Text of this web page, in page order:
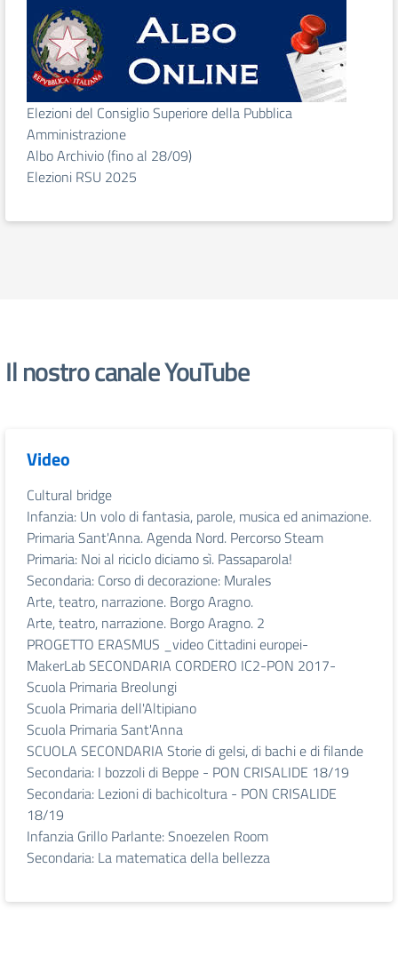
Elezioni del Consiglio Superiore della Pubblica
Amministrazione
Albo Archivio (fino al 28/09)
Elezioni RSU 2025
Il nostro canale YouTube
Video
Cultural bridge
Infanzia: Un volo di fantasia, parole, musica ed animazione.
Primaria Sant'Anna. Agenda Nord. Percorso Steam
Primaria: Noi al riciclo diciamo sì. Passaparola!
Secondaria: Corso di decorazione: Murales
Arte, teatro, narrazione. Borgo Aragno.
Arte, teatro, narrazione. Borgo Aragno. 2
PROGETTO ERASMUS _video Cittadini europei-
MakerLab SECONDARIA CORDERO IC2-PON 2017-
Scuola Primaria Breolungi
Scuola Primaria dell'Altipiano
Scuola Primaria Sant'Anna
SCUOLA SECONDARIA Storie di gelsi, di bachi e di filande
Secondaria: I bozzoli di Beppe - PON CRISALIDE 18/19
Secondaria: Lezioni di bachicoltura - PON CRISALIDE
18/19
Infanzia Grillo Parlante: Snoezelen Room
Secondaria: La matematica della bellezza